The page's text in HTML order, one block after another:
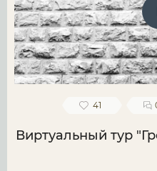
41
Виртуальный тур